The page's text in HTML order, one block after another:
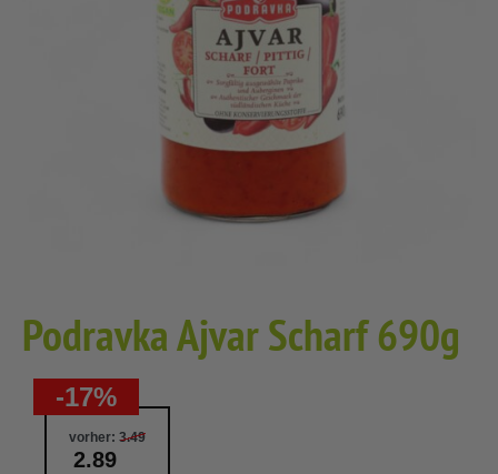
Podravka Ajvar Scharf 690g
-17%
vorher: 3.49
2.89